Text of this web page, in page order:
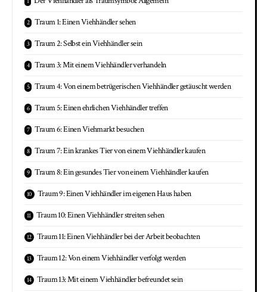
Traum 1: Einen Viehhändler sehen
Traum 2: Selbst ein Viehhändler sein
Traum 3: Mit einem Viehhändler verhandeln
Traum 4: Von einem betrügerischen Viehhändler getäuscht werden
Traum 5: Einen ehrlichen Viehhändler treffen
Traum 6: Einen Viehmarkt besuchen
Traum 7: Ein krankes Tier von einem Viehhändler kaufen
Traum 8: Ein gesundes Tier von einem Viehhändler kaufen
Traum 9: Einen Viehhändler im eigenen Haus haben
Traum 10: Einen Viehhändler streiten sehen
Traum 11: Einen Viehhändler bei der Arbeit beobachten
Traum 12: Von einem Viehhändler verfolgt werden
Traum 13: Mit einem Viehhändler befreundet sein